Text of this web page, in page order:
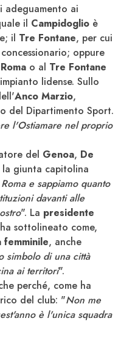
adeguamento ai
il Campidoglio è
il Tre Fontane, per cui
oppure
Roma o al Tre Fontane
lidense. Sullo
Anco Marzio,
del Dipartimento Sport.
l'Ostiamare nel proprio
del Genoa, De
giunta capitolina
e sappiamo quanto
davanti alle
". La presidente
ha sottolineato come,
femminile, anche
simbolo di una città
ai territori".
perché, come ha
del club: "Non me
è l'unica squadra